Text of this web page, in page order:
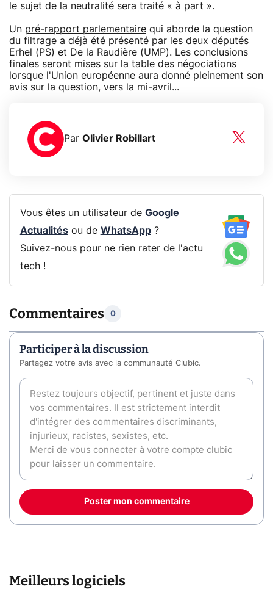
le sujet de la neutralité sera traité « à part ».
Un pré-rapport parlementaire qui aborde la question
du filtrage a déjà été présenté par les deux députés
Erhel (PS) et De la Raudière (UMP). Les conclusions
finales seront mises sur la table des négociations
lorsque l'Union européenne aura donné pleinement son
avis sur la question, vers la mi-avril...
Par Olivier Robillart
Vous êtes un utilisateur de Google
Actualitésou de WhatsApp?
Suivez-nous pour ne rien rater de l'actu
tech !
Commentaires 0
Participer à la discussion
Partagez votre avis avec la communauté Clubic.
Poster mon commentaire
Meilleurs logiciels